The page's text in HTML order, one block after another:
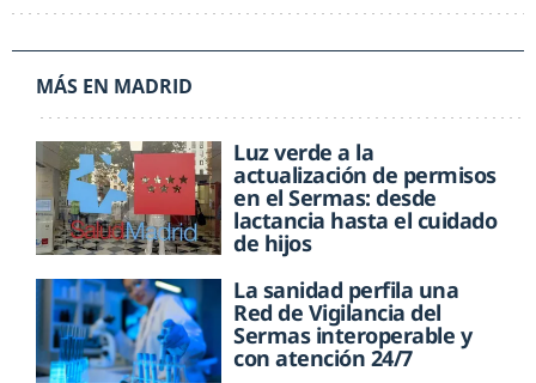
MÁS EN MADRID
Luz verde a la
actualización de permisos
en el Sermas: desde
lactancia hasta el cuidado
de hijos
La sanidad perfila una
Red de Vigilancia del
Sermas interoperable y
con atención 24/7